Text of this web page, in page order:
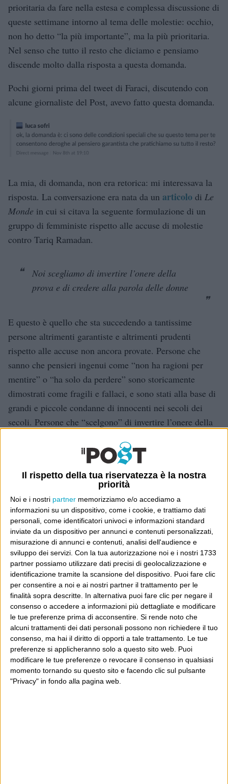
Il rispetto della tua riservatezza è la nostra
priorità
Noi e i nostri partner memorizziamo e/o accediamo a
informazioni su un dispositivo, come i cookie, e trattiamo dati
personali, come identificatori univoci e informazioni standard
inviate da un dispositivo per annunci e contenuti personalizzati,
misurazione di annunci e contenuti, analisi dell'audience e
sviluppo dei servizi. Con la tua autorizzazione noi e i nostri 1733
partner possiamo utilizzare dati precisi di geolocalizzazione e
identificazione tramite la scansione del dispositivo. Puoi fare clic
per consentire a noi e ai nostri partner il trattamento per le
finalità sopra descritte. In alternativa puoi fare clic per negare il
consenso o accedere a informazioni più dettagliate e modificare
le tue preferenze prima di acconsentire. Si rende noto che
alcuni trattamenti dei dati personali possono non richiedere il tuo
consenso, ma hai il diritto di opporti a tale trattamento. Le tue
preferenze si applicheranno solo a questo sito web. Puoi
modificare le tue preferenze o revocare il consenso in qualsiasi
momento tornando su questo sito e facendo clic sul pulsante
"Privacy" in fondo alla pagina web.
prioritaria da fare nella estesa e complessa discussione di
queste settimane intorno al tema delle molestie: occhio,
non ho detto “la più importante”, ma la più prioritaria.
Nel senso che tutto il resto che diciamo e pensiamo
discende molto dalla risposta a questa domanda.
Pochi giorni prima del tweet di Faraci, discutendo con
alcune giornaliste del Post, avevo fatto questa domanda.
La mia, di domanda, non era retorica: mi interessava la
risposta. La conversazione era nata da un articolo di Le
Monde in cui si citava la seguente formulazione di un
gruppo di femministe rispetto alle accuse di molestie
contro Tariq Ramadan.
Noi scegliamo di invertire l’onere della
prova e di credere alla parola delle donne
E questo è quello che sta succedendo a tantissime
persone altrimenti garantiste e altrimenti prudenti
rispetto alle accuse non ancora provate. Persone che
sanno che pensieri ingenui come “non ha ragioni per
mentire” o “ha solo da perdere” sono storicamente
dimostrati come fragili e fallaci, e sono stati alla base di
grandi e piccole condanne di innocenti nei secoli dei
secoli. Persone che “scelgono” di invertire l’onere della
ignoranti, o addirittura lo contestino, come molte), e di
stabilire che questo tema, appunto, debba conoscere una
deroga: per ragioni di eccezionalità legate al tema della
violenza storica degli uomini nei confronti delle donne
(la violenza principale, la violenza del silenzio imposto e
la violenza della ritorsione per chi parla). E una di
queste persone mi ha appunto risposto:
Sì.
Allora, per non sottrarmi, dirò che la mia risposta è
“no”. Però io sono maschio, intanto, e poi capisco gli
argomenti eccezionali per la risposta “sì”, pur non
ritenendoli sufficienti: e poi cosa rispondo io non è
importante. È importante che ognuno abbia
consapevolezza della risposta che vuole dare a questa